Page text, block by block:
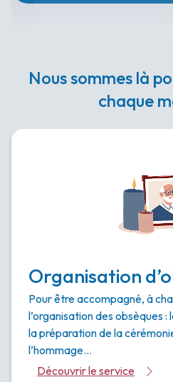
Nous sommes là
chaque
Organisation
Pour être accompagné, à
l’organisation des obsèques
la préparation de la
l’hommage…
Découvrir le service